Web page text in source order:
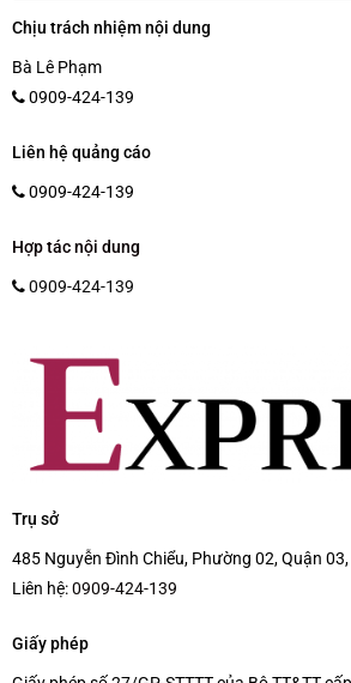
Chịu trách nhiệm nội dung
Bà Lê Phạm
0909-424-139
Liên hệ quảng cáo
0909-424-139
Hợp tác nội dung
0909-424-139
Trụ sở
485 Nguyễn Đình Chiểu, Phường 02, Quận 03,
Liên hệ:0909-424-139
Giấy phép